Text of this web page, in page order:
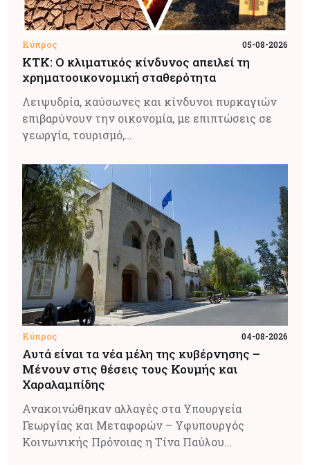
Κύπρος 05-08-2026
ΚΤΚ: Ο κλιματικός κίνδυνος απειλεί τη
χρηματοοικονομική σταθερότητα
Λειψυδρία, καύσωνες και κίνδυνοι πυρκαγιών
επιβαρύνουν την οικονομία, με επιπτώσεις σε
γεωργία, τουρισμό,…
Κύπρος 04-08-2026
Αυτά είναι τα νέα μέλη της κυβέρνησης –
Μένουν στις θέσεις τους Κουμής και
Χαραλαμπίδης
Ανακοινώθηκαν αλλαγές στα Υπουργεία
Γεωργίας και Μεταφορών – Υφυπουργός
Κοινωνικής Πρόνοιας η Τίνα Παύλου…